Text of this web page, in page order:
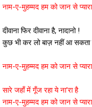
नाम-ए-मुहम्मद हम को जान से
दीवाना फिर दीवाना है, नादानो !
कुछ भी कर लो बाज़ नहीं आ सकता
नाम-ए-मुहम्मद हम को जान से
सारे जहाँ में गूँज रहा ये ना'रा है
नाम-ए-मुहम्मद हम को जान से